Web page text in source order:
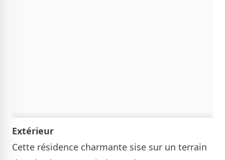
Extérieur
Cette résidence charmante sise sur un terrain